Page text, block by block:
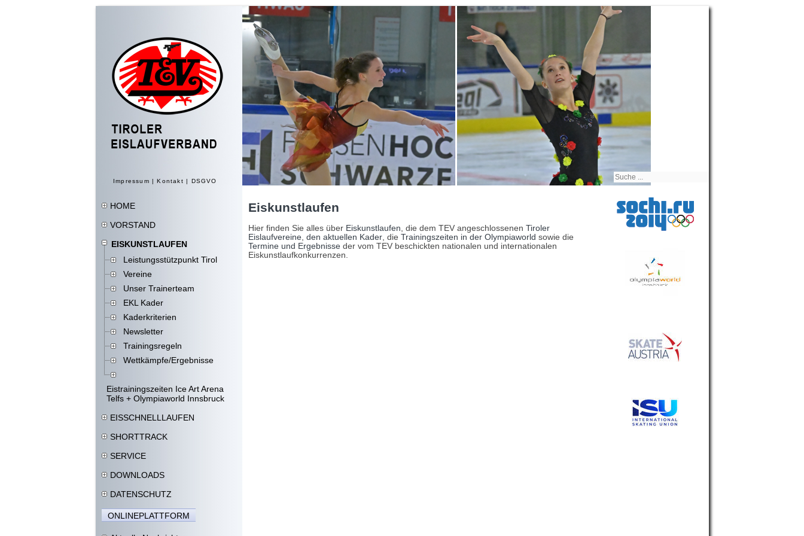
Impressum |Kontakt | DSGVO
HOME
VORSTAND
EISKUNSTLAUFEN
Leistungsstützpunkt Tirol
Vereine
Unser Trainerteam
EKL Kader
Kaderkriterien
Newsletter
Trainingsregeln
Wettkämpfe/Ergebnisse
Eistrainingszeiten Ice Art Arena
Telfs + Olympiaworld Innsbruck
EISSCHNELLLAUFEN
SHORTTRACK
SERVICE
DOWNLOADS
DATENSCHUTZ
ONLINEPLATTFORM
Eiskunstlaufen
Hier finden Sie alles über Eiskunstlaufen , die dem TEV angeschlossenen Tiroler
Eislaufvereine, den aktuellen Kader, die Trainingszeiten in der Olympiaworld sowie die
Termine und Ergebnisseder vom TEV beschickten nationalen und internationalen
Eiskunstlaufkonkurrenzen.